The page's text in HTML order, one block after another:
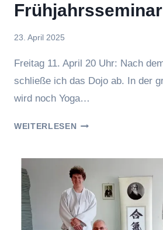
Von
Raufer
23. April 2025
Freitag 11. April 20 Uhr: Nach
schließe ich das Dojo ab. In der
wird noch Yoga…
WEITERLESEN